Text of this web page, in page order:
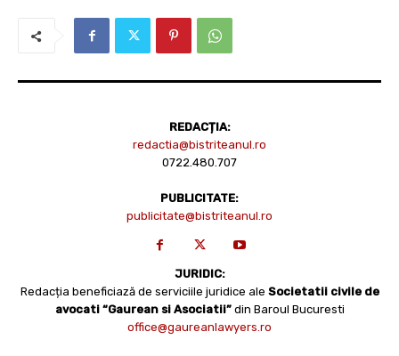
REDACȚIA:
redactia@bistriteanul.ro
0722.480.707
PUBLICITATE:
publicitate@bistriteanul.ro
JURIDIC:
Redacția beneficiază de serviciile juridice ale Societatii civile de
avocati “Gaurean si Asociatii” din Baroul Bucuresti
office@gaureanlawyers.ro